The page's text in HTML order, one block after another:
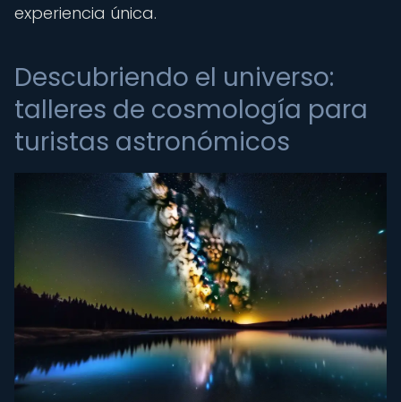
experiencia única.
Descubriendo el universo:
talleres de cosmología para
turistas astronómicos